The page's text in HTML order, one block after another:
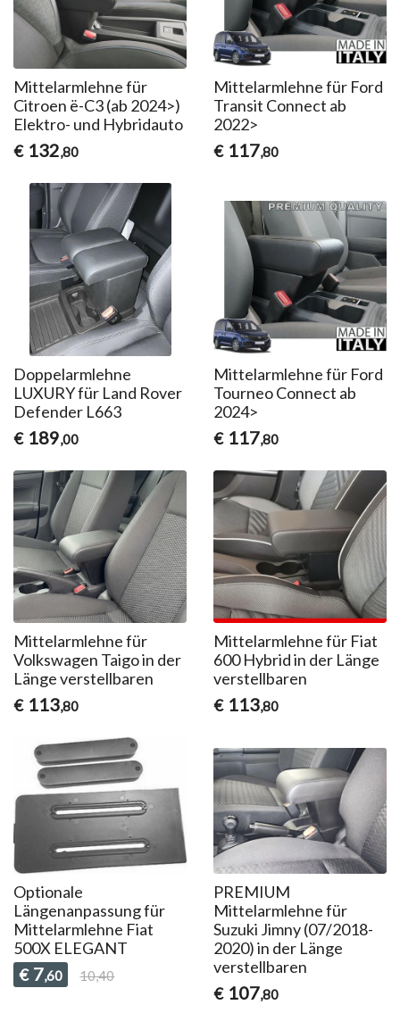
Mittelarmlehne für
Citroen ë-C3 (ab 2024>)
Elektro- und Hybridauto
€ 132,80
Mittelarmlehne für Ford
Transit Connect ab
2022>
€ 117,80
Doppelarmlehne
LUXURY für Land Rover
Defender L663
€ 189,00
Mittelarmlehne für Ford
Tourneo Connect ab
2024>
€ 117,80
Mittelarmlehne für
Volkswagen Taigo in der
Länge verstellbaren
€ 113,80
Mittelarmlehne für Fiat
600 Hybrid in der Länge
verstellbaren
€ 113,80
Optionale
Längenanpassung für
Mittelarmlehne Fiat
500X ELEGANT
€ 7,60 10,40
PREMIUM
Mittelarmlehne für
Suzuki Jimny (07/2018-
2020) in der Länge
verstellbaren
€ 107,80